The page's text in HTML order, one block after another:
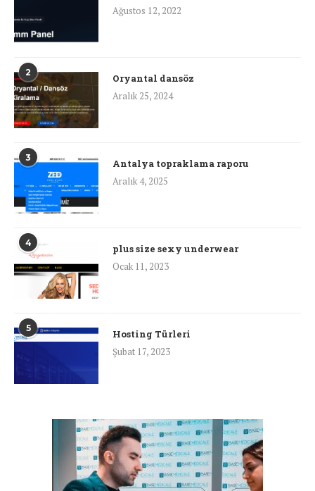
Ağustos 12, 2022
2
Oryantal dansöz
Aralık 25, 2024
3
Antalya topraklama raporu
Aralık 4, 2025
4
plus size sexy underwear
Ocak 11, 2023
5
Hosting Türleri
Şubat 17, 2023